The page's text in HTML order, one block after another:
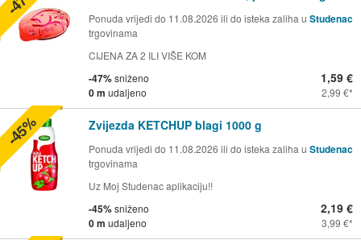
Ponuda vrijedi do 11.08.2026 ili do isteka zaliha u Studenac
trgovinama
CIJENA ZA 2 ILI VIŠE KOM
-47%sniženo
0 m udaljeno
1,59 €
2,99 €
Zvijezda KETCHUP blagi 1000 g
Ponuda vrijedi do 11.08.2026 ili do isteka zaliha u Studenac
trgovinama
Uz Moj Studenac aplikaciju!!
-45%sniženo
0 m udaljeno
2,19 €
3,99 €
-45%